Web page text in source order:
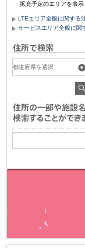
拡充予定のエリアを表示
LTEエリア全般に関する
サービスエリア全般に関